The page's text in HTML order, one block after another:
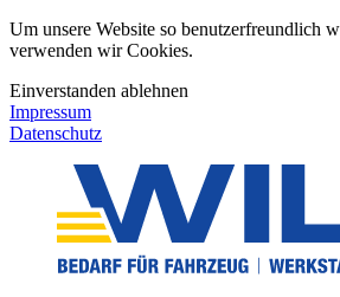
Um unsere Website so benutzerfreundlich
verwenden wir Cookies.
Einverstanden ablehnen
Impressum
Datenschutz